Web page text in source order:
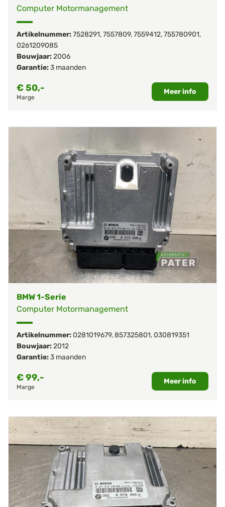
Computer Motormanagement
Artikelnummer:7528291,7557809,7559412,755780901,
0261209085
Bouwjaar:2006
Garantie:3 maanden
€50,-
Marge
Meer info
BMW 1-Serie
Computer Motormanagement
Artikelnummer:0281019679,857325801,030819351
Bouwjaar:2012
Garantie:3 maanden
€99,-
Marge
Meer info